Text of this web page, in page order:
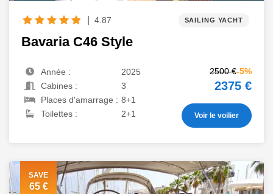
SAILING YACHT
4.87
Bavaria C46 Style
Année :
2025
Cabines :
3
Places d'amarrage : 8+1
Toilettes :
2+1
2500 €-5%
2375 €
Voir le voilier
SAVE
65 €